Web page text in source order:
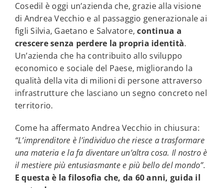
Cosedil è oggi un’azienda che, grazie alla visione
di Andrea Vecchio e al passaggio generazionale ai
figli Silvia, Gaetano e Salvatore,continua a
crescere senza perdere la propria identità.
Un’azienda che ha contribuito allo sviluppo
economico e sociale del Paese, migliorando la
qualità della vita di milioni di persone attraverso
infrastrutture che lasciano un segno concreto nel
territorio.
Come ha affermato Andrea Vecchio in chiusura:
“L’imprenditore è l’individuo che riesce a trasformare
una materia e la fa diventare un’altra cosa. Il nostro è
il mestiere più entusiasmante e più bello del mondo”.
E questa è la filosofia che, da 60 anni, guida il